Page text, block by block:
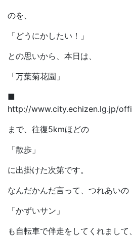
のを、
「どうにかしたい！」
との思いから、本日は、
「万葉菊花園」
■
http://www.city.echizen.lg.jp/
まで、往復5kmほどの
「散歩」
に出掛けた次第です。
なんだかんだ言って、つれあいの
「かずいサン」
も自転車で伴走をしてくれまして、